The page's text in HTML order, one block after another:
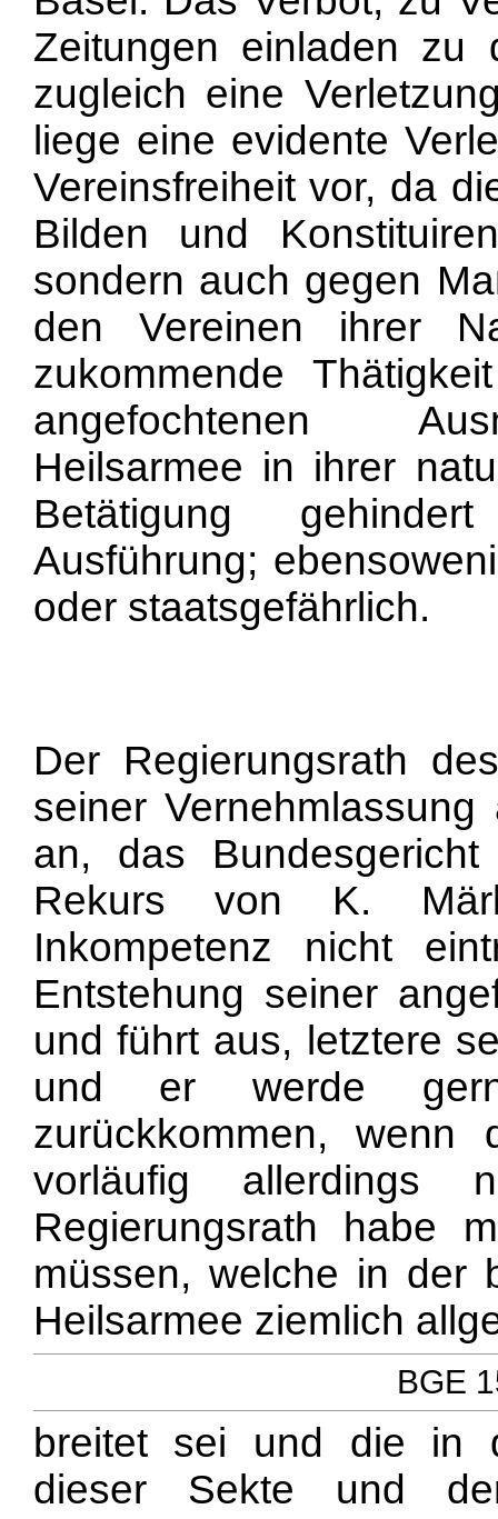
Zeitungen einladen zu
zugleich eine
liege eine evidente
Vereinsfreiheit vor, da
Bilden und
sondern auch gegen
den Vereinen ihrer
zukommende
angefochtenen
Heilsarmee in ihrer
Betätigung
Ausführung;
oder staatsgefährlich.
Der Regierungsrath
seiner
an, das
Rekurs von K.
Inkompetenz nicht
Entstehung seiner
und führt aus, letztere
und er werde
zurückkommen, wenn
vorläufig allerdings
Regierungsrath habe
müssen, welche in der
Heilsarmee ziemlich
BGE
breitet sei und die in
dieser Sekte und